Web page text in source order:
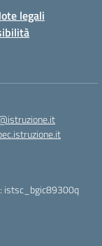
legali
istsc_bgic89300q